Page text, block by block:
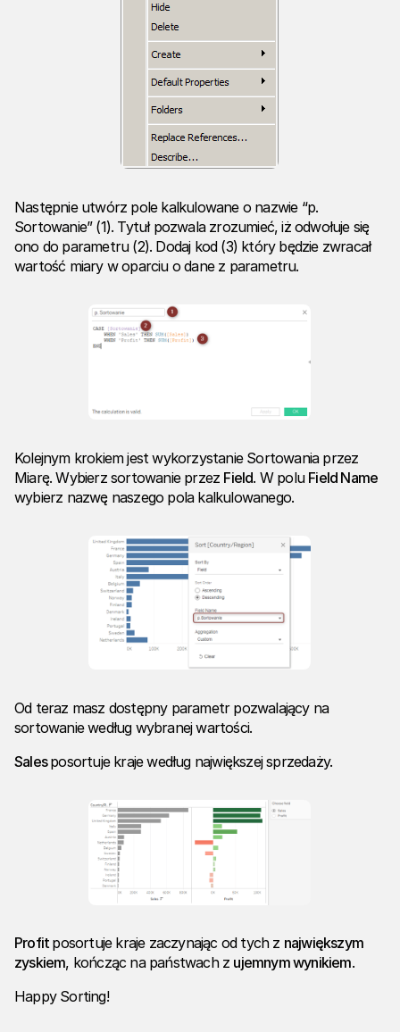
Następnie utwórz pole kalkulowane o nazwie “p.
Sortowanie” (1). Tytuł pozwala zrozumieć, iż odwołuje się
ono do parametru (2). Dodaj kod (3) który będzie zwracał
wartość miary w oparciu o dane z parametru.
Kolejnym krokiem jest wykorzystanie Sortowania przez
Miarę. Wybierz sortowanie przez Field. W polu Field Name
wybierz nazwę naszego pola kalkulowanego.
Od teraz masz dostępny parametr pozwalający na
sortowanie według wybranej wartości.
Salesposortuje kraje według największej sprzedaży.
Profitposortuje kraje zaczynając od tych z największym
zyskiem, kończąc na państwach z ujemnym wynikiem.
Happy Sorting!